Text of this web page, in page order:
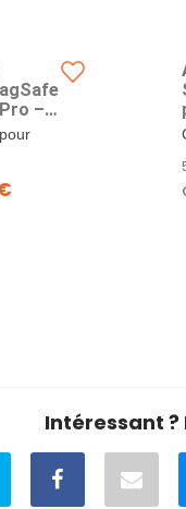
–
Intéressant